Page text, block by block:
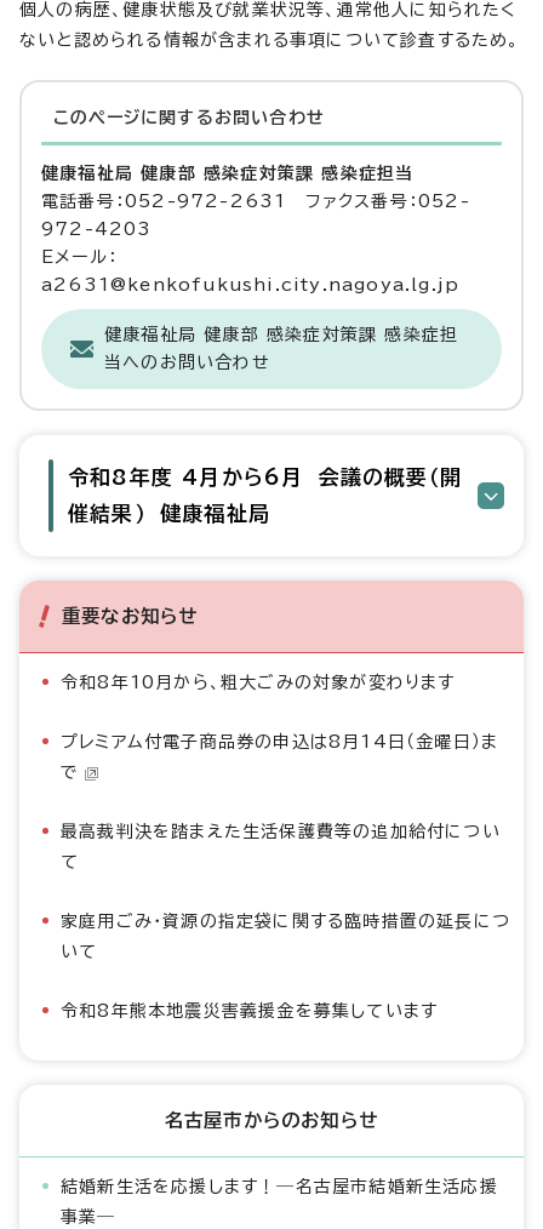
個人の病歴、健康状態及び就業状況等、通常他人に知られたく
ないと認められる情報が含まれる事項について診査するため。
このページに関する お問い合わせ
健康福祉局 健康部 感染症対策課 感染症担当
電話番号：052-972-2631 ファクス番号：052-
972-4203
Eメール：
a2631@kenkofukushi.city.nagoya.lg.jp
健康福祉局 健康部 感染症対策課 感染症担
当へのお問い合わせ
令和8年度 4月から6月 会議の概要（開
催結果） 健康福祉局
重要なお知らせ
令和8年10月から、粗大ごみの対象が変わります
プレミアム付電子商品券の申込は8月14日（金曜日）ま
で
最高裁判決を踏まえた生活保護費等の追加給付につい
て
家庭用ごみ・資源の指定袋に関する臨時措置の延長につ
いて
令和8年熊本地震災害義援金を募集しています
名古屋市からのお知らせ
結婚新生活を応援します！―名古屋市結婚新生活応援
事業―